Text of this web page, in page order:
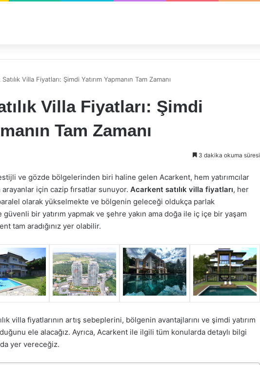
Villa Fiyatları: Şimdi Yatırım Yapmanın Tam Zamanı
Villa Fiyatları: Şimdi
Tam Zamanı
3 dakika okuma süresi
ve gözde bölgelerinden biri haline gelen Acarkent, hem yatırımcılar
için cazip fırsatlar sunuyor. Acarkent satılık villa fiyatları, her
olarak yükselmekte ve bölgenin geleceği oldukça parlak
bir yatırım yapmak ve şehre yakın ama doğa ile iç içe bir yaşam
tam aradığınız yer olabilir.
villa fiyatlarının artış sebeplerini, bölgenin avantajlarını ve şimdi yatırım
ele alacağız. Ayrıca, Acarkent ile ilgili tüm konularda detaylı bilgi
yer vereceğiz.